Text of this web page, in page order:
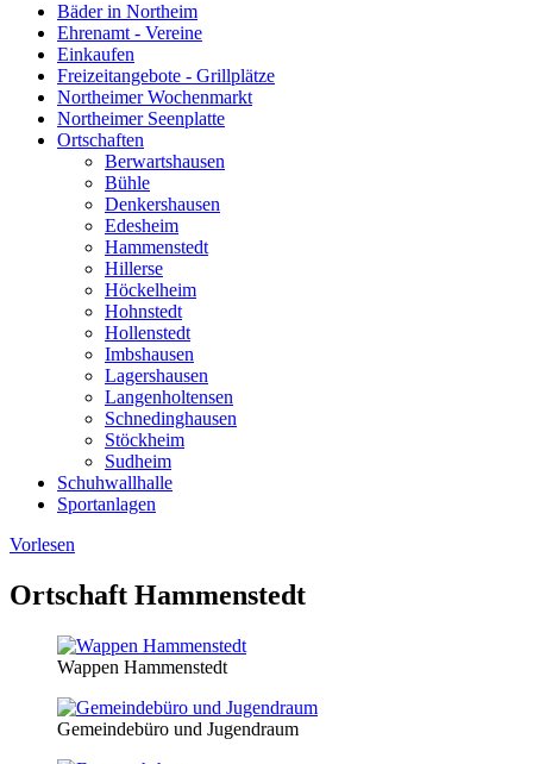
Bäder in Northeim
Ehrenamt - Vereine
Einkaufen
Freizeitangebote - Grillplätze
Northeimer Wochenmarkt
Northeimer Seenplatte
Ortschaften
Berwartshausen
Bühle
Denkershausen
Edesheim
Hammenstedt
Hillerse
Höckelheim
Hohnstedt
Hollenstedt
Imbshausen
Lagershausen
Langenholtensen
Schnedinghausen
Stöckheim
Sudheim
Schuhwallhalle
Sportanlagen
Vorlesen
Ortschaft Hammenstedt
Wappen Hammenstedt
Gemeindebüro und Jugendraum